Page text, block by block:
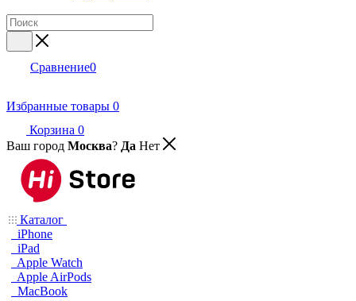
Сравнение0
Избранные товары 0
Корзина 0
Ваш город Москва? Да Нет
Каталог
iPhone
iPad
Apple Watch
Apple AirPods
MacBook